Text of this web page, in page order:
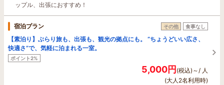
ップル、出張におすすめ！
宿泊プラン その他 食事なし
【素泊り】ぶらり旅も、出張も、観光の拠点にも。 “ちょうどいい広さ、
快適さ”で、気軽に泊まれる一室。
ポイント2%
5,000円(税込)～/ 人
(大人2名利用時)